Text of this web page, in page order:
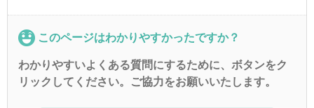
このページはわかりやすかったですか？
わかりやすいよくある質問にするために、ボタンをク
リックしてください。ご協力をお願いいたします。